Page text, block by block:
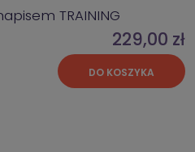
TRAINING
229,00 zł
DO KOSZYKA